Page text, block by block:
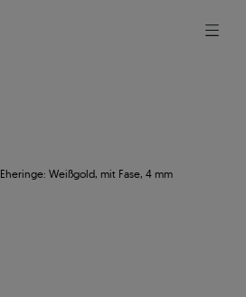
Eheringe: Weißgold, mit Fase, 4 mm